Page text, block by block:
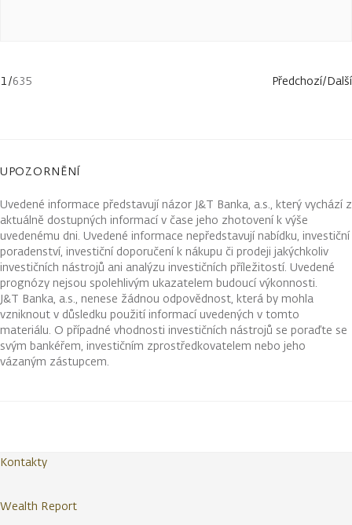
1/635 Předchozí/Další
UPOZORNĚNÍ
Uvedené informace představují názor J&T Banka, a.s., který vychází z
aktuálně dostupných informací v čase jeho zhotovení k výše
uvedenému dni. Uvedené informace nepředstavují nabídku, investiční
poradenství, investiční doporučení k nákupu či prodeji jakýchkoliv
investičních nástrojů ani analýzu investičních příležitostí. Uvedené
prognózy nejsou spolehlivým ukazatelem budoucí výkonnosti.
J&T Banka, a.s., nenese žádnou odpovědnost, která by mohla
vzniknout v důsledku použití informací uvedených v tomto
materiálu. O případné vhodnosti investičních nástrojů se poraďte se
svým bankéřem, investičním zprostředkovatelem nebo jeho
vázaným zástupcem.
Kontakty
Wealth Report